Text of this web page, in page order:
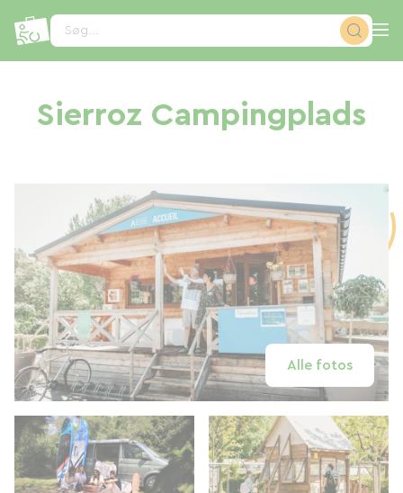
Søg...
Sierroz Campingplads
Alle fotos
CCookie-styringspanel